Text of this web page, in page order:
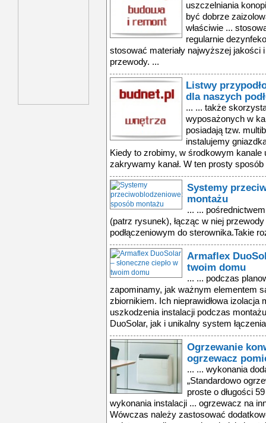
uszczelniania
być dobrze
właściwie ...
regularnie
stosować materiały najwyższej jakości
przewody. ...
Listwy
dla naszych
... ... także
wyposażonych w
posiadają tzw.
instalujemy
Kiedy to zrobimy, w środkowym
zakrywamy kanał. W ten prosty
Systemy
montażu
... ...
(patrz rysunek), łącząc w niej
podłączeniowym do sterownika.Takie
Armaflex
twoim domu
... ... podczas
zapominamy, jak ważnym elementem
zbiornikiem. Ich nieprawidłowa
uszkodzenia instalacji podczas
DuoSolar, jak i unikalny system
Ogrzewanie
ogrzewacz
... ... wykonania
„Standardowo
proste o długości
wykonania instalacji ... ogrzewacz na
Wówczas należy zastosować